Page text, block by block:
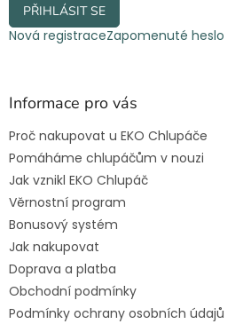
PŘIHLÁSIT SE
Nová registraceZapomenuté heslo
Informace pro vás
Proč nakupovat u EKO Chlupáče
Pomáháme chlupáčům v nouzi
Jak vznikl EKO Chlupáč
Věrnostní program
Bonusový systém
Jak nakupovat
Doprava a platba
Obchodní podmínky
Podmínky ochrany osobních údajů